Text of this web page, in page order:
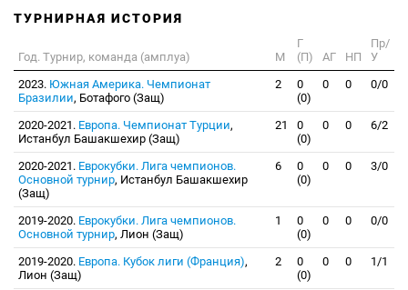
ТУРНИРНАЯ ИСТОРИЯ
Год. Турнир, команда (амплуа) М
Г
(П)
АГ НП
Пр/
У
2023. Южная Америка. Чемпионат
Бразилии, Ботафого (Защ)
2
0
(0)
0 0 0/0
2020-2021. Европа. Чемпионат Турции,
Истанбул Башакшехир (Защ)
21
0
(0)
0 0 6/2
2020-2021. Еврокубки. Лига чемпионов.
Основной турнир, Истанбул Башакшехир
(Защ)
6
0
(0)
0 0 3/0
2019-2020. Еврокубки. Лига чемпионов.
Основной турнир, Лион (Защ)
1
0
(0)
0 0 0/0
2019-2020. Европа. Кубок лиги (Франция),
Лион (Защ)
2
0
(0)
0 0 1/1